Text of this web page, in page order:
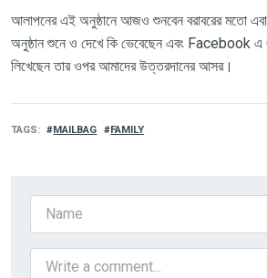
আলাপনের এই অনুষ্ঠানে আজও শুনবেন বরাবরের মতো
অনুষ্ঠান শুনে ও দেখে কি ভেবেছেন এবং
লিখেছেন তার ওপর আমাদের উত্তরদানের আসর।
TAGS MAILBAG FAMILY